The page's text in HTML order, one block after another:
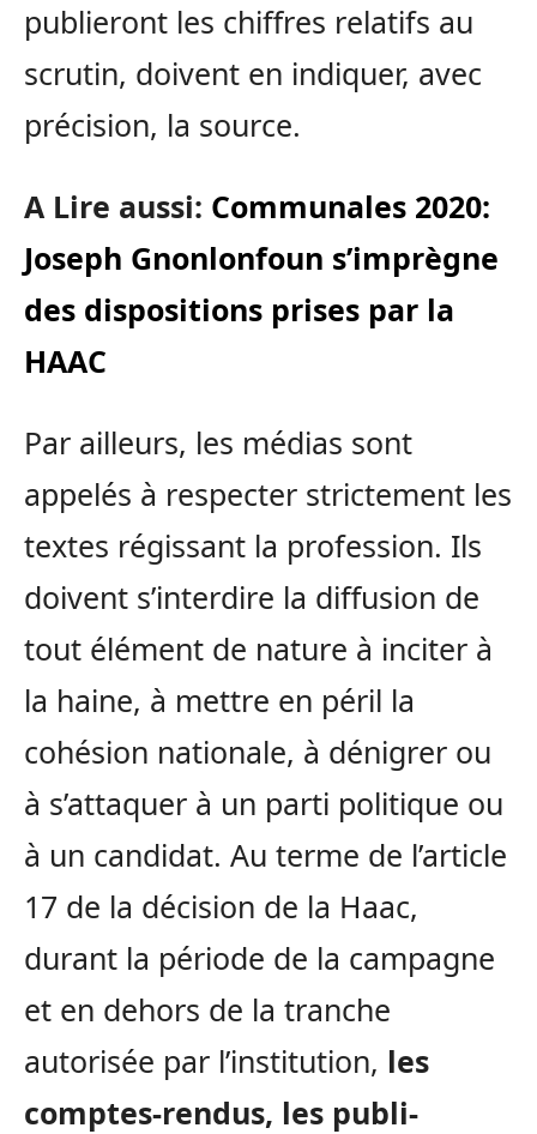
publieront les chiffres relatifs au
scrutin, doivent en indiquer, avec
précision, la source.
A Lire aussi: Communales 2020:
Joseph Gnonlonfoun s’imprègne
des dispositions prises par la
HAAC
Par ailleurs, les médias sont
appelés à respecter strictement les
textes régissant la profession. Ils
doivent s’interdire la diffusion de
tout élément de nature à inciter à
la haine, à mettre en péril la
cohésion nationale, à dénigrer ou
à s’attaquer à un parti politique ou
à un candidat. Au terme de l’article
17 de la décision de la Haac,
durant la période de la campagne
et en dehors de la tranche
autorisée par l’institution, les
comptes-rendus, les publi-